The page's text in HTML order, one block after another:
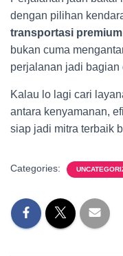
dengan pilihan
transportasi premium
bukan cuma
perjalanan jadi bagian
Kalau lo lagi cari
antara kenyamanan,
siap jadi mitra terbaik
Categories: